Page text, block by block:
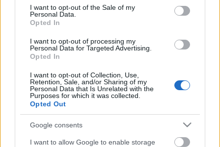
consent section.
I want to opt-out of the Sale of my
Personal Data.
Opted In
I want to opt-out of processing my
Personal Data for Targeted Advertising.
Opted In
I want to opt-out of Collection, Use,
Retention, Sale, and/or Sharing of my
Personal Data that Is Unrelated with the
Purposes for which it was collected.
Opted Out
Google consents
I want to allow Google to enable storage
vigyázva, meg ne sérüljön. Az első itteni koncertje
ennek ellenére nem sikerült jól, betegséggel
küszködött, de visszatért, hogy szép maradjon az
emlék. Vagy az emlék emléke, ami alapján
elképzelhetjük a fénykorát. Amiből kimaradtunk.
Ámbár ott a Joseph Losey rendezte Don Giovanni, a
Ponnelle rendezte Figaro házassága. Csak hogy
tudjuk, mi az, amiről lemaradtunk.
Nem nyafogok. De most már késő.